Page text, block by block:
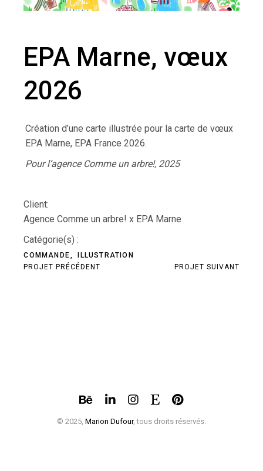
EPA Marne, vœux
2026
Création d’une carte illustrée pour la carte de vœux
EPA Marne, EPA France 2026.
Pour l’agence Comme un arbre!, 2025
Client:
Agence Comme un arbre! x EPA Marne
Catégorie(s) :
COMMANDE
ILLUSTRATION
PROJET PRÉCÉDENT
PROJET SUIVANT
© 2025, Marion Dufour, tous droits réservés.